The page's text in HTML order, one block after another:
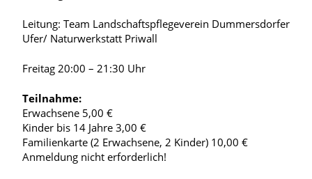
Leitung: Team Landschaftspflegeverein Dummersdorfer
Ufer/ Naturwerkstatt Priwall
Freitag 20:00 – 21:30 Uhr
Teilnahme:
Erwachsene 5,00 €
Kinder bis 14 Jahre 3,00 €
Familienkarte (2 Erwachsene, 2 Kinder) 10,00 €
Anmeldung nicht erforderlich!